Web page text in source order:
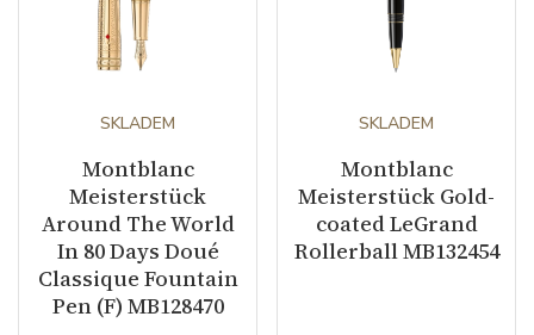
SKLADEM
Montblanc
Meisterstück
Around The World
In 80 Days Doué
Classique Fountain
Pen (F) MB128470
SKLADEM
Montblanc
Meisterstück Gold-
coated LeGrand
Rollerball MB132454